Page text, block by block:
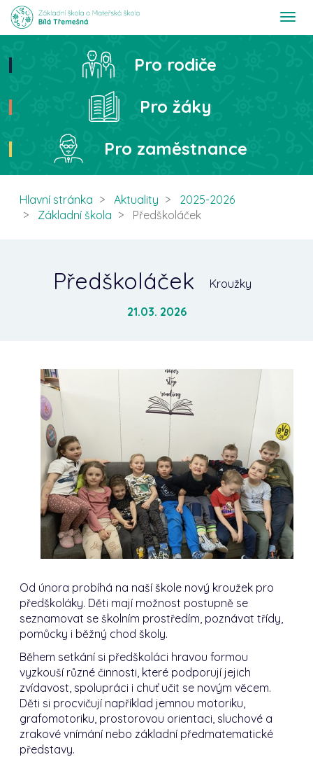
T
t
Hledat
Pro rodiče
Pro žáky
Pro zaměstnance
Hlavní stránka Aktuality
2025-2026
Základní škola
Předškoláček
Předškoláček
Kroužky
21.03. 2026
Od února probíhá na naší škole nový kroužek pro
předškoláky. Děti mají možnost postupně se
seznamovat se školním prostředím, poznávat třídy,
pomůcky i běžný chod školy.
Během setkání si předškoláci hravou formou
vyzkouší různé činnosti, které podporují jejich
zvídavost, spolupráci i chuť učit se novým věcem.
Děti si procvičují například jemnou motoriku,
grafomotoriku, prostorovou orientaci, sluchové a
zrakové vnímání nebo základní předmatematické
představy.